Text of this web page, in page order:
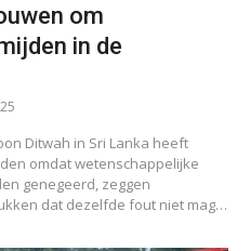
om
in de
Ditwah in Sri Lanka heeft
omdat wetenschappelijke
genegeerd, zeggen
dat dezelfde fout niet mag…